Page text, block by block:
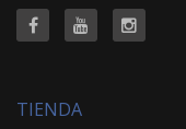
TIENDA